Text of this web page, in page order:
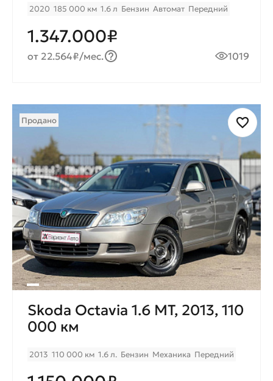
2020 185 000 км 1.6 л Бензин Автомат Передний
1.347.000₽
от 22.564₽/мес. 1019
Продано
Skoda Octavia 1.6 МТ, 2013, 110
000 км
2013 110 000 км 1.6 л. Бензин Механика Передний